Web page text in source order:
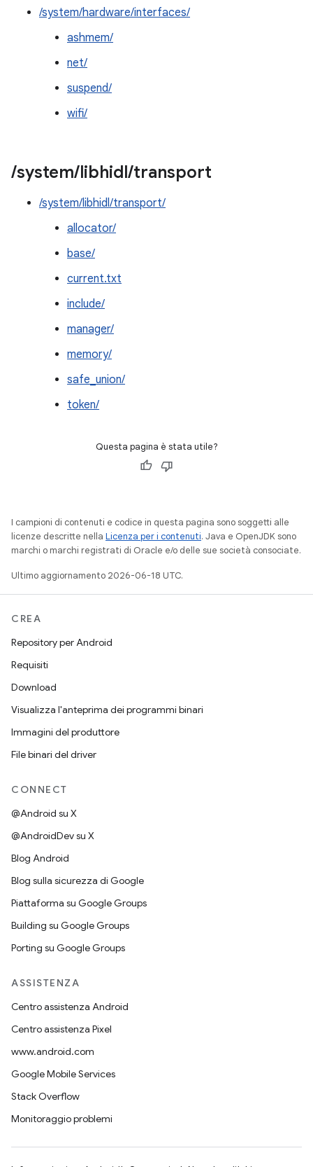
/system/hardware/interfaces/
ashmem/
net/
suspend/
wifi/
/system/libhidl/transport
/system/libhidl/transport/
allocator/
base/
current.txt
include/
manager/
memory/
safe_union/
token/
Questa pagina è stata utile?
I campioni di contenuti e codice in questa pagina sono soggetti alle
licenze descritte nella Licenza per i contenuti. Java e OpenJDK sono
marchi o marchi registrati di Oracle e/o delle sue società consociate.
Ultimo aggiornamento 2026-06-18 UTC.
CREA
Repository per Android
Requisiti
Download
Visualizza l'anteprima dei programmi binari
Immagini del produttore
File binari del driver
CONNECT
@Android su X
@AndroidDev su X
Blog Android
Blog sulla sicurezza di Google
Piattaforma su Google Groups
Building su Google Groups
Porting su Google Groups
ASSISTENZA
Centro assistenza Android
Centro assistenza Pixel
www.android.com
Google Mobile Services
Stack Overflow
Monitoraggio problemi